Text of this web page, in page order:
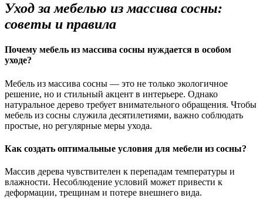
Уход за мебелью из массива сосны:
советы и правила
Почему мебель из массива сосны нуждается в особом
уходе?
Мебель из массива сосны — это не только экологичное
решение, но и стильный акцент в интерьере. Однако
натуральное дерево требует внимательного обращения. Чтобы
мебель из сосны служила десятилетиями, важно соблюдать
простые, но регулярные меры ухода.
Как создать оптимальные условия для мебели из сосны?
Массив дерева чувствителен к перепадам температуры и
влажности. Несоблюдение условий может привести к
деформации, трещинам и потере внешнего вида.